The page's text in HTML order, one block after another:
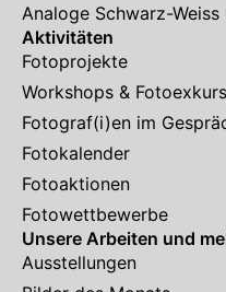
Analoge Schwarz-
Aktivitäten
Fotoprojekte
Workshops &
Fotograf(i)en im
Fotokalender
Fotoaktionen
Fotowettbewerbe
Unsere Arbeiten und
Ausstellungen